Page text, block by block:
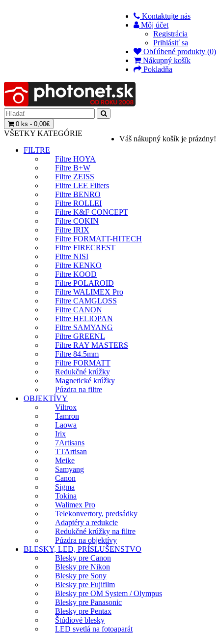
Kontaktujte nás
Môj účet
Registrácia
Prihlásiť sa
Obľúbené produkty (0)
Nákupný košík
Pokladňa
0 ks - 0,00€
Váš nákupný košík je prázdny!
VŠETKY KATEGÓRIE
FILTRE
Filtre HOYA
Filtre B+W
Filtre ZEISS
Filtre LEE Filters
Filtre BENRO
Filtre ROLLEI
Filtre K&F CONCEPT
Filtre COKIN
Filtre IRIX
Filtre FORMATT-HITECH
Filtre FIRECREST
Filtre NISI
Filtre KENKO
Filtre KOOD
Filtre POLAROID
Filtre WALIMEX Pro
Filtre CAMGLOSS
Filtre CANON
Filtre HELIOPAN
Filtre SAMYANG
Filtre GREENL
Filtre RAY MASTERS
Filtre 84.5mm
Filtre FORMATT
Redukčné krúžky
Magnetické krúžky
Púzdra na filtre
OBJEKTÍVY
Viltrox
Tamron
Laowa
Irix
7Artisans
TTArtisan
Meike
Samyang
Canon
Sigma
Tokina
Walimex Pro
Telekonvertory, predsádky
Adaptéry a redukcie
Redukčné krúžky na filtre
Púzdra na objektívy
BLESKY, LED, PRÍSLUŠENSTVO
Blesky pre Canon
Blesky pre Nikon
Blesky pre Sony
Blesky pre Fujifilm
Blesky pre OM System / Olympus
Blesky pre Panasonic
Blesky pre Pentax
Štúdiové blesky
LED svetlá na fotoaparát